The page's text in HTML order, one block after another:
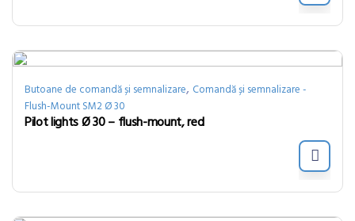
Butoane de comandă și semnalizare, Comandă și semnalizare -
Flush-Mount SM2 Ø 30
Pilot lights Ø 30 – flush-mount, red